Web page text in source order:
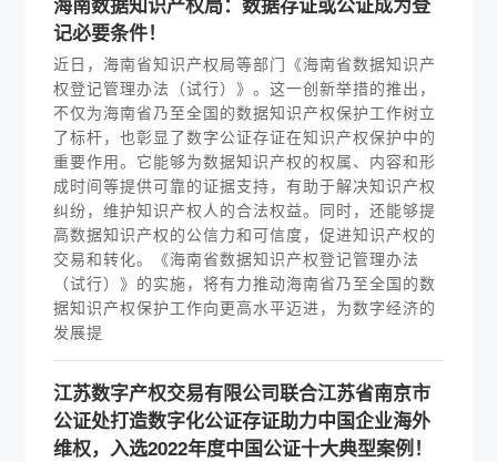
记必要条件！
近日，海南省知识产权局等部门《海南省数据知识产
权登记管理办法（试行）》。这一创新举措的推出，
不仅为海南省乃至全国的数据知识产权保护工作树立
了标杆，也彰显了数字公证存证在知识产权保护中的
重要作用。它能够为数据知识产权的权属、内容和形
成时间等提供可靠的证据支持，有助于解决知识产权
纠纷，维护知识产权人的合法权益。同时，还能够提
高数据知识产权的公信力和可信度，促进知识产权的
交易和转化。《海南省数据知识产权登记管理办法
（试行）》的实施，将有力推动海南省乃至全国的数
据知识产权保护工作向更高水平迈进，为数字经济的
发展提
江苏数字产权交易有限公司联合江苏省南京市
公证处打造数字化公证存证助力中国企业海外
维权，入选2022年度中国公证十大典型案例！